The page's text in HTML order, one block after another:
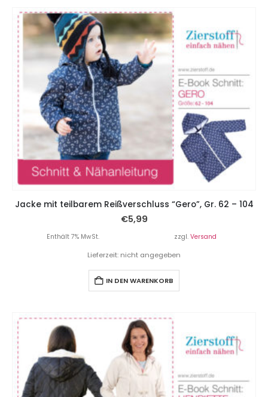
Jacke mit teilbarem Reißverschluss “Gero”, Gr. 62 – 104
€5,99
Enthält 7% MwSt. zzgl. Versand
Lieferzeit: nicht angegeben
IN DEN WARENKORB